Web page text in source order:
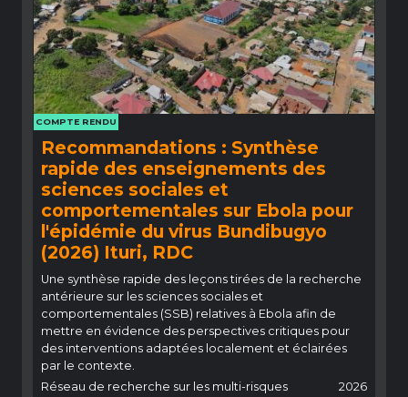
COMPTE RENDU
Recommandations : Synthèse
rapide des enseignements des
sciences sociales et
comportementales sur Ebola pour
l'épidémie du virus Bundibugyo
(2026) Ituri, RDC
Une synthèse rapide des leçons tirées de la recherche
antérieure sur les sciences sociales et
comportementales (SSB) relatives à Ebola afin de
mettre en évidence des perspectives critiques pour
des interventions adaptées localement et éclairées
par le contexte.
Réseau de recherche sur les multi-risques
2026